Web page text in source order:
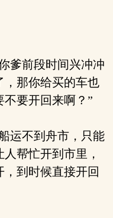
爹前段时间兴冲冲
，那你给买的车也
要开回来啊？”
运不到舟市，只能
帮忙开到市里，
到时候直接开回